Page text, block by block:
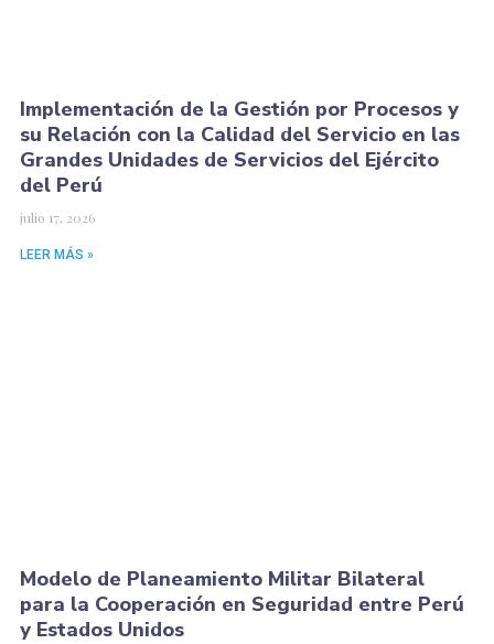
Implementación de la Gestión por Procesos y
su Relación con la Calidad del Servicio en las
Grandes Unidades de Servicios del Ejército
del Perú
julio 17, 2026
LEER MÁS »
Modelo de Planeamiento Militar Bilateral
para la Cooperación en Seguridad entre Perú
y Estados Unidos